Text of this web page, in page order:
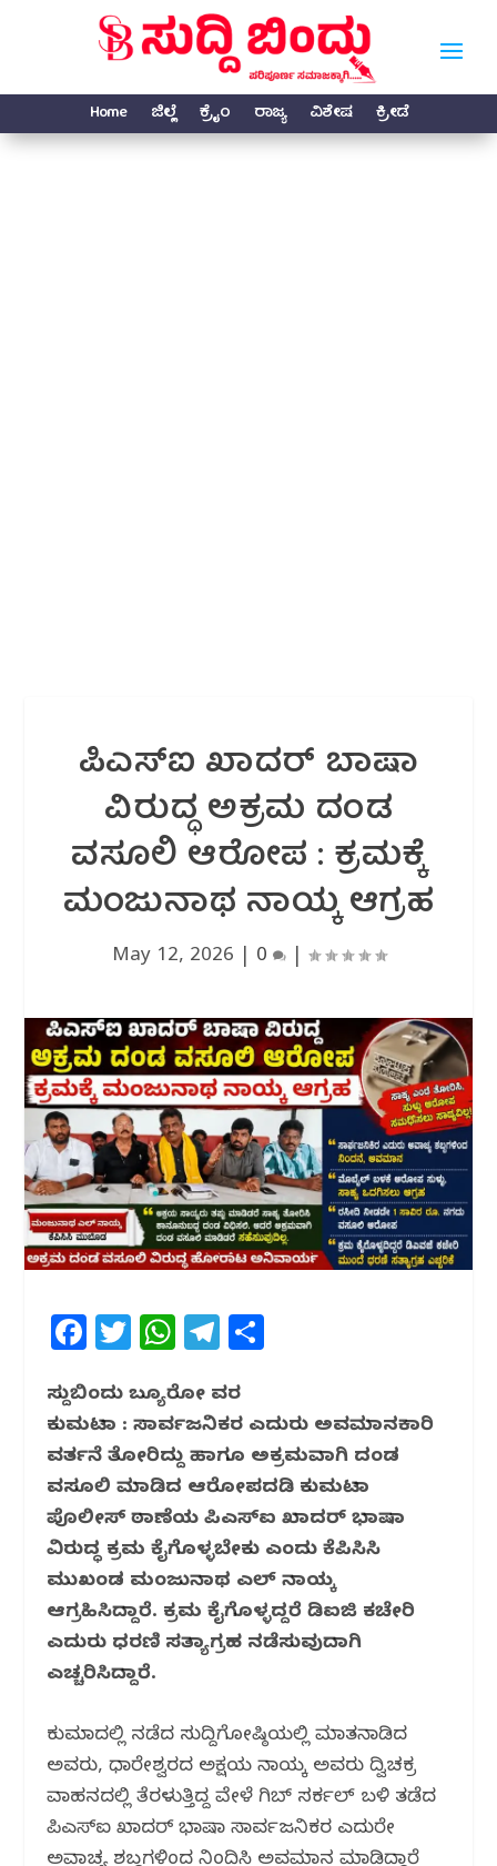
Home ಜಿಲ್ಲೆ ಕ್ರೈಂ ರಾಜ್ಯ ವಿಶೇಷ ಕ್ರೀಡೆ
ಪಿಎಸ್‌ಐ ಖಾದರ್ ಬಾಷಾ‌
ವಿರುದ್ಧ ಅಕ್ರಮ ದಂಡ
ವಸೂಲಿ ಆರೋಪ : ಕ್ರಮಕ್ಕೆ
ಮಂಜುನಾಥ ನಾಯ್ಕ ಆಗ್ರಹ
May 12, 2026 0 |
F
c
e
b
o
o
k
T
itt
e
r
W
at
s
A
p
p
T
e
g
ra
m
ar
e
ಸುದ್ದಿಬಿಂದು ಬ್ಯೂರೋ ವರದಿ
ಕುಮಟಾ : ಸಾರ್ವಜನಿಕರ ಎದುರು ಅವಮಾನಕಾರಿ
ವರ್ತನೆ ತೋರಿದ್ದು ಹಾಗೂ ಅಕ್ರಮವಾಗಿ ದಂಡ
ವಸೂಲಿ ಮಾಡಿದ ಆರೋಪದಡಿ ಕುಮಟಾ
ಪೊಲೀಸ್ ಠಾಣೆಯ ಪಿಎಸ್‌ಐ ಖಾದರ್ ಭಾಷಾ
ವಿರುದ್ಧ ಕ್ರಮ ಕೈಗೊಳ್ಳಬೇಕು ಎಂದು ಕೆಪಿಸಿಸಿ
ಮುಖಂಡ ಮಂಜುನಾಥ ಎಲ್ ನಾಯ್ಕ
ಆಗ್ರಹಿಸಿದ್ದಾರೆ. ಕ್ರಮ ಕೈಗೊಳ್ಳದಿದ್ದರೆ ಡಿಐಜಿ ಕಚೇರಿ
ಎದುರು ಧರಣಿ ಸತ್ಯಾಗ್ರಹ ನಡೆಸುವುದಾಗಿ
ಎಚ್ಚರಿಸಿದ್ದಾರೆ.
ಕುಮಟಾದಲ್ಲಿ ನಡೆದ ಸುದ್ದಿಗೋಷ್ಠಿಯಲ್ಲಿ ಮಾತನಾಡಿದ
ಅವರು, ಧಾರೇಶ್ವರದ ಅಕ್ಷಯ ನಾಯ್ಕ ಅವರು ದ್ವಿಚಕ್ರ
ವಾಹನದಲ್ಲಿ ತೆರಳುತ್ತಿದ್ದ ವೇಳೆ ಗಿಬ್ ಸರ್ಕಲ್ ಬಳಿ ತಡೆದ
ಪಿಎಸ್‌ಐ ಖಾದರ್ ಭಾಷಾ ಸಾರ್ವಜನಿಕರ ಎದುರೇ